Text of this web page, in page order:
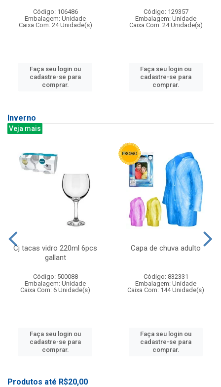
Código: 106486
Embalagem: Unidade
Caixa Com: 24 Unidade(s)
Faça seu login ou
cadastre-se para
comprar.
Código: 129357
Embalagem: Unidade
Caixa Com: 24 Unidade(s)
Faça seu login ou
cadastre-se para
comprar.
Inverno
Veja mais
Cj tacas vidro 220ml 6pcs
gallant
Código: 500088
Embalagem: Unidade
Caixa Com: 6 Unidade(s)
Faça seu login ou
cadastre-se para
comprar.
Capa de chuva adulto
Código: 832331
Embalagem: Unidade
Caixa Com: 144 Unidade(s)
Faça seu login ou
cadastre-se para
comprar.
Produtos até R$20,00